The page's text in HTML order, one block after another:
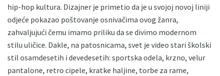
hip-hop kultura. Dizajner je primetio da je u svojoj novoj liniji
odjeće pokazao poštovanje osnivačima ovog žanra,
zahvaljujući čemu imamo priliku da se divimo modernom
stilu uličice. Dakle, na patosnicama, svet je video stari školski
stil osamdesetih i devedesetih: sportska odela, krzno, velur
pantalone, retro cipele, kratke haljine, torbe za rame,